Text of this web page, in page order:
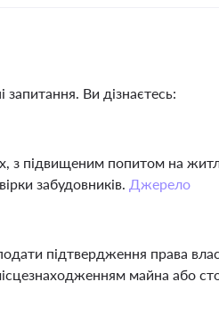
запитання. Ви дізнаєтесь:
з підвищеним попитом на
забудовників. Джерело
підтвердження права
майна або